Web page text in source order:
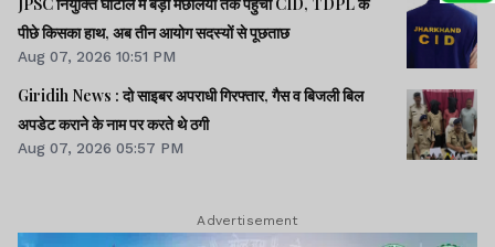
पीछे किसका हाथ, अब तीन आयोग सदस्यों से पूछताछ
Aug 07, 2026 10:51 PM
Giridih News : दो साइबर अपराधी गिरफ्तार, गैस व बिजली बिल
अपडेट कराने के नाम पर करते थे ठगी
Aug 07, 2026 05:57 PM
Advertisement